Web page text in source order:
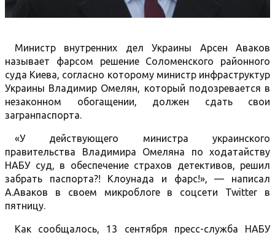
Министр внутренних дел Украины Арсен Аваков
называет фарсом решение Соломенского районного
суда Киева, согласно которому министр инфраструктур
Украины Владимир Омелян, который подозревается в
незаконном обогащении, должен сдать свои
загранпаспорта.
«У действующего министра украинского
правительства Владимира Омеляна по ходатайству
НАБУ суд, в обеспечение страхов детективов, решил
забрать паспорта?! Клоунада и фарс!», — написал
А.Аваков в своем микроблоге в соцсети Twitter в
пятницу.
Как сообщалось, 13 сентября пресс-служба НАБУ